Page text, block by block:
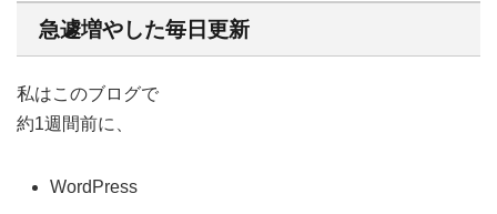
急遽増やした毎日更新
私はこのブログで
約1週間前に、
WordPress